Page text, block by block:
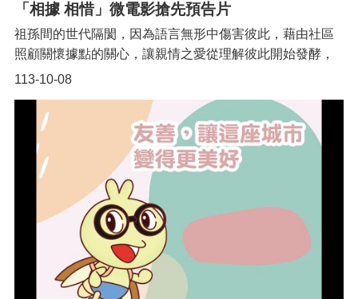
「相據 相惜」微電影搶先預告片
113-10-08
祖孫間的世代隔閡，因為語言無形中傷害彼此，藉由社區
照顧關懷據點的關心，讓親情之愛從理解彼此開始發酵，
讓我們一起「相據 相惜」吧！ 透過這部影片，讓您更能夠
幫助長者身心健康，增添更豐富的退休生活。